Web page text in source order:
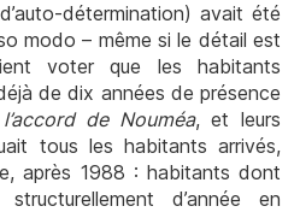
détermination) avait été
modo – même si le détail est
voter que les habitants
de dix années de présence
de Nouméa, et leurs
tous les habitants arrivés,
après 1988 : habitants dont
d’année en